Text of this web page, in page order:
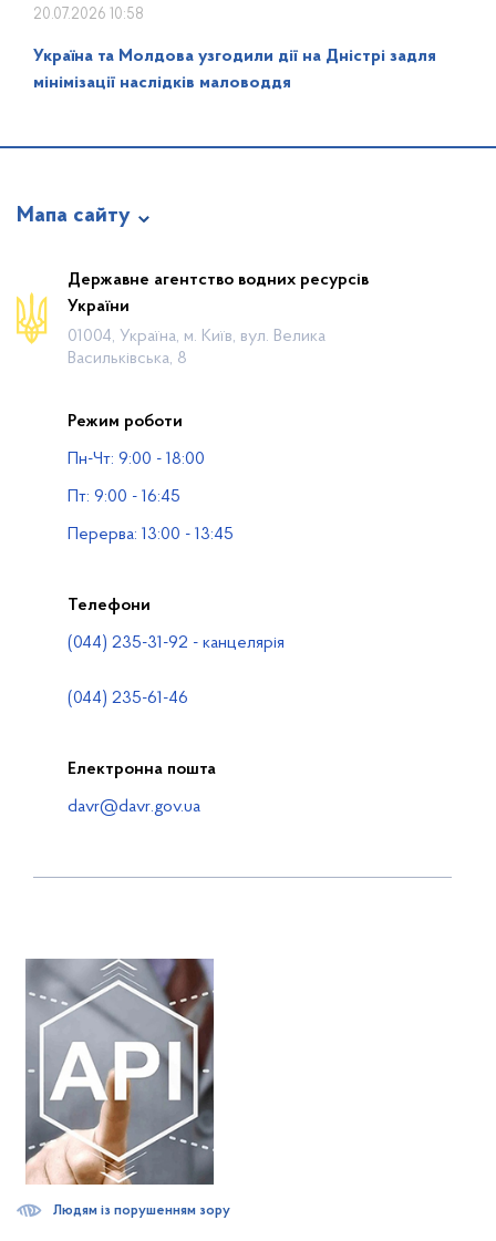
20.07.2026 10:58
Україна та Молдова узгодили дії на Дністрі задля
мінімізації наслідків маловоддя
Мапа сайту
Про відомство
Діяльність
Громадянам
Публічна інформація
Водогосподарські організації
Державне агентство водних ресурсів
України
01004, Україна, м. Київ, вул. Велика
Васильківська, 8
Режим роботи
Пн-Чт: 9:00 - 18:00
Пт: 9:00 - 16:45
Перерва: 13:00 - 13:45
Телефони
(044) 235-31-92 - канцелярія
(044) 235-61-46
Електронна пошта
davr@davr.gov.ua
Людям із порушенням зору